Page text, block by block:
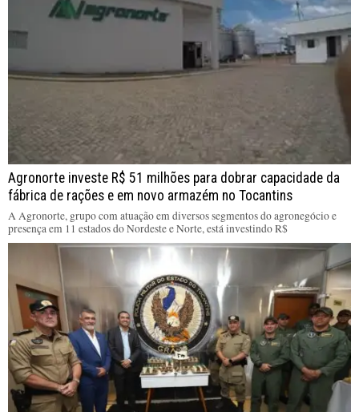
Agronorte investe R$ 51 milhões para dobrar capacidade da
fábrica de rações e em novo armazém no Tocantins
A Agronorte, grupo com atuação em diversos segmentos do agronegócio e
presença em 11 estados do Nordeste e Norte, está investindo R$